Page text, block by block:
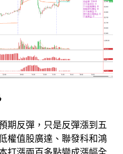
期反彈，只是反彈漲到五
權值股廣達、聯發科和鴻